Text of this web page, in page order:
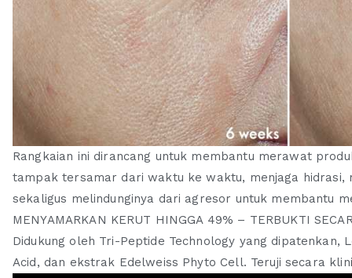
Rangkaian ini dirancang untuk membantu merawat
tampak tersamar dari waktu ke waktu, menjaga hidrasi,
sekaligus melindunginya dari agresor untuk membantu
MENYAMARKAN KERUT HINGGA 49% – TERBUKTI
Didukung oleh Tri-Peptide Technology yang dipatenkan,
Acid, dan ekstrak Edelweiss Phyto Cell. Teruji secara